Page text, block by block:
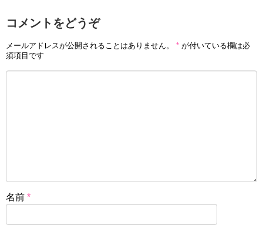
コメントをどうぞ
メールアドレスが公開されることはありません。 * が付いている欄は必
須項目です
名前 *